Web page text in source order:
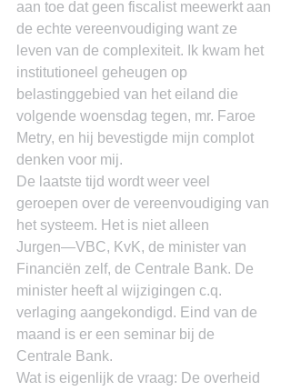
aan toe dat geen fiscalist meewerkt aan
de echte vereenvoudiging want ze
leven van de complexiteit. Ik kwam het
institutioneel geheugen op
belastinggebied van het eiland die
volgende woensdag tegen, mr. Faroe
Metry, en hij bevestigde mijn complot
denken voor mij.
De laatste tijd wordt weer veel
geroepen over de vereenvoudiging van
het systeem. Het is niet alleen
Jurgen―VBC, KvK, de minister van
Financiën zelf, de Centrale Bank. De
minister heeft al wijzigingen c.q.
verlaging aangekondigd. Eind van de
maand is er een seminar bij de
Centrale Bank.
Wat is eigenlijk de vraag: De overheid